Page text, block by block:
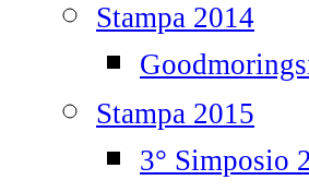
Stampa 2014
Stampa 2015
3° Simposio